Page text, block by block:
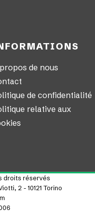
de nous
de confidentialité
relative aux
droits réservés
2 - 10121 Torino